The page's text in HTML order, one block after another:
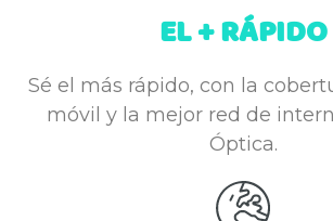
EL + RÁPIDO
Sé el más rápido, con la
móvil y la mejor red de
Óptica.